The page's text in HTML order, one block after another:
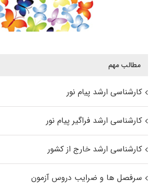
مطالب مهم
کارشناسی ارشد پیام نور
کارشناسی ارشد فراگیر پیام نور
کارشناسی ارشد خارج از کشور
سرفصل ها و ضرایب دروس آزمون